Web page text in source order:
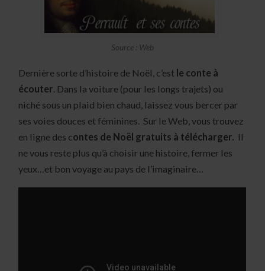
Source : Web
Dernière sorte d’histoire de Noël, c’est le conte à
écouter. Dans la voiture (pour les longs trajets) ou
niché sous un plaid bien chaud, laissez vous bercer par
ses voies douces et féminines. Sur le Web, vous trouvez
en ligne des contes de Noël gratuits à télécharger. Il
ne vous reste plus qu’à choisir une histoire, fermer les
yeux…et bon voyage au pays de l’imaginaire…